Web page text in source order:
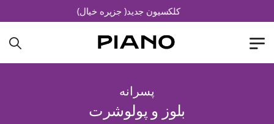
کلکسیون جدید( جزیره خیال)
پسرانه
بلوز و پولوشرت